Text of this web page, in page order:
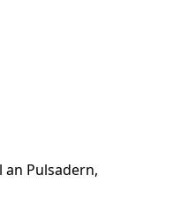
Pulsadern,